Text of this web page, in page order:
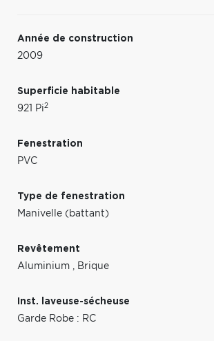
Année de construction
2009
Superficie habitable
921 Pi2
Fenestration
PVC
Type de fenestration
Manivelle (battant)
Revêtement
Aluminium , Brique
Inst. laveuse-sécheuse
Garde Robe : RC